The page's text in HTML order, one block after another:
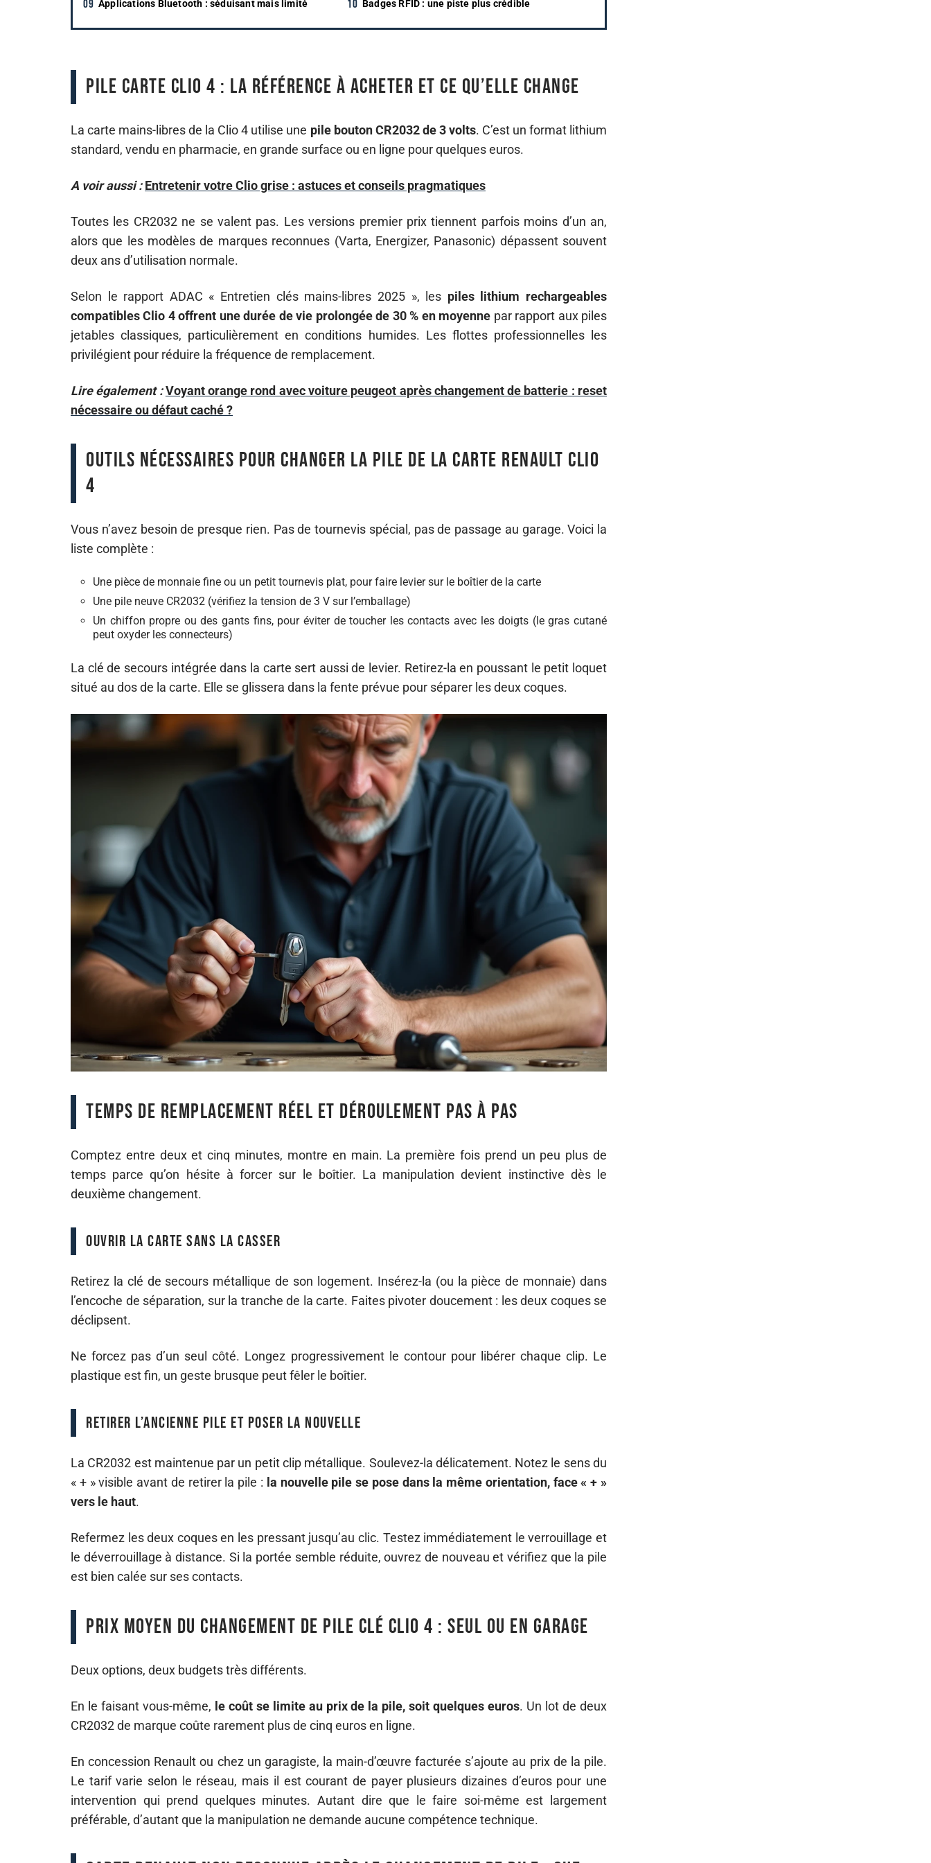
Applications Bluetooth : séduisant mais limité Badges RFID : une piste plus crédible
Pile carte Clio 4 : la référence à acheter et ce qu’elle change
La carte mains-libres de la Clio 4 utilise une pile bouton CR2032 de 3 volts. C’est un format lithium
standard, vendu en pharmacie, en grande surface ou en ligne pour quelques euros.
A voir aussi : Entretenir votre Clio grise : astuces et conseils pragmatiques
Toutes les CR2032 ne se valent pas. Les versions premier prix tiennent parfois moins d’un an,
alors que les modèles de marques reconnues (Varta, Energizer, Panasonic) dépassent souvent
deux ans d’utilisation normale.
Selon le rapport ADAC « Entretien clés mains-libres 2025 », les piles lithium rechargeables
compatibles Clio 4 offrent une durée de vie prolongée de 30 % en moyenne par rapport aux piles
jetables classiques, particulièrement en conditions humides. Les flottes professionnelles les
privilégient pour réduire la fréquence de remplacement.
Lire également : Voyant orange rond avec voiture peugeot après changement de batterie : reset
nécessaire ou défaut caché ?
Outils nécessaires pour changer la pile de la carte Renault Clio
4
Vous n’avez besoin de presque rien. Pas de tournevis spécial, pas de passage au garage. Voici la
liste complète :
Une pièce de monnaie fine ou un petit tournevis plat, pour faire levier sur le boîtier de la carte
Une pile neuve CR2032 (vérifiez la tension de 3 V sur l’emballage)
Un chiffon propre ou des gants fins, pour éviter de toucher les contacts avec les doigts (le gras cutané
peut oxyder les connecteurs)
La clé de secours intégrée dans la carte sert aussi de levier. Retirez-la en poussant le petit loquet
situé au dos de la carte. Elle se glissera dans la fente prévue pour séparer les deux coques.
Temps de remplacement réel et déroulement pas à pas
Comptez entre deux et cinq minutes, montre en main. La première fois prend un peu plus de
temps parce qu’on hésite à forcer sur le boîtier. La manipulation devient instinctive dès le
deuxième changement.
Ouvrir la carte sans la casser
Retirez la clé de secours métallique de son logement. Insérez-la (ou la pièce de monnaie) dans
l’encoche de séparation, sur la tranche de la carte. Faites pivoter doucement : les deux coques se
déclipsent.
Ne forcez pas d’un seul côté. Longez progressivement le contour pour libérer chaque clip. Le
plastique est fin, un geste brusque peut fêler le boîtier.
Retirer l’ancienne pile et poser la nouvelle
La CR2032 est maintenue par un petit clip métallique. Soulevez-la délicatement. Notez le sens du
« + » visible avant de retirer la pile : la nouvelle pile se pose dans la même orientation, face « + »
vers le haut.
Refermez les deux coques en les pressant jusqu’au clic. Testez immédiatement le verrouillage et
le déverrouillage à distance. Si la portée semble réduite, ouvrez de nouveau et vérifiez que la pile
est bien calée sur ses contacts.
Prix moyen du changement de pile clé Clio 4 : seul ou en garage
Deux options, deux budgets très différents.
En le faisant vous-même, le coût se limite au prix de la pile, soit quelques euros. Un lot de deux
CR2032 de marque coûte rarement plus de cinq euros en ligne.
En concession Renault ou chez un garagiste, la main-d’œuvre facturée s’ajoute au prix de la pile.
Le tarif varie selon le réseau, mais il est courant de payer plusieurs dizaines d’euros pour une
intervention qui prend quelques minutes. Autant dire que le faire soi-même est largement
préférable, d’autant que la manipulation ne demande aucune compétence technique.